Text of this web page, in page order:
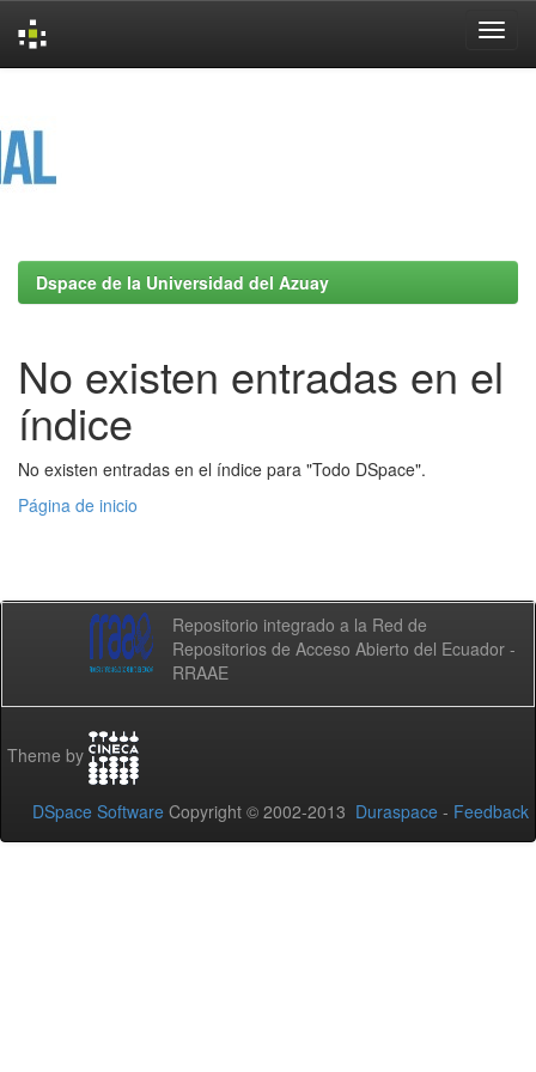
Dspace de la Universidad del Azuay
No existen entradas en el
índice
No existen entradas en el índice para "Todo DSpace".
Página de inicio
Repositorio integrado a la Red de
Repositorios de Acceso Abierto del Ecuador -
RRAAE
Theme by
DSpace Software Copyright © 2002-2013 Duraspace - Feedback